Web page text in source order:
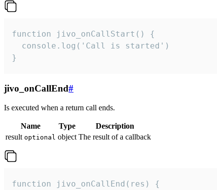
function jivo_onCallStart() {
  console.log('Call is started')
}
jivo_onCallEnd#
Is executed when a return call ends.
Name Type
Description
result optional object The result of a callback
function jivo_onCallEnd(res) {